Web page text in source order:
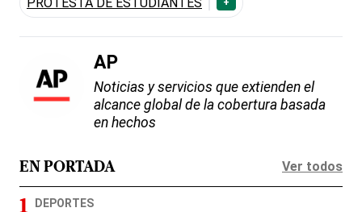
AP
Noticias y servicios que extienden el
alcance global de la cobertura basada
en hechos
EN PORTADA Ver todos
DEPORTES